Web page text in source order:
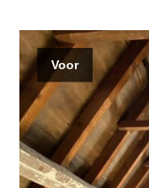
Voor